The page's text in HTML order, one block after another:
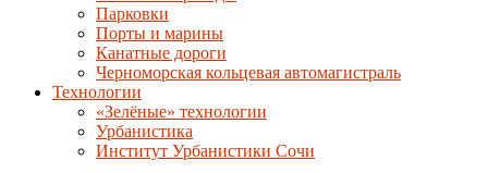
Парковки
Порты и марины
Канатные дороги
Черноморская кольцевая автомагистраль
Технологии
«Зелёные» технологии
Урбанистика
Институт Урбанистики Сочи